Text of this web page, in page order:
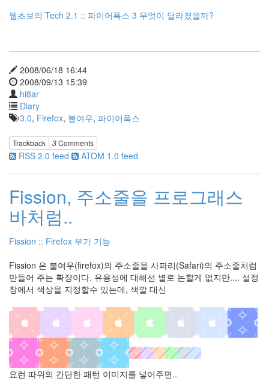
웹초보의 Tech 2.1 :: 파이어폭스 3 무엇이 달라졌을까?
2008/06/18 16:44
2008/09/13 15:39
hi8ar
Diary
3.0, Firefox, 불여우, 파이어폭스
Trackback 3Comments
RSS 2.0 feed ATOM 1.0 feed
Fission, 주소줄을 프로그래스
바처럼..
Fission :: Firefox 부가 기능
Fission 은 불여우(firefox)의 주소줄을 사파리(Safari)의 주소줄처럼
만들어 주는 확장이다. 유용성에 대해선 별로 논할게 없지만.... 설정
창에서 색상을 지정할수 있는데, 색깔 대신
요런 따위의 간단한 패턴 이미지를 넣어주면..
by
부
왘..
드
디
어
시
작..
2
by
hi8ar
2008
by
of
the
Moon
by
hi8ar
992
1
by